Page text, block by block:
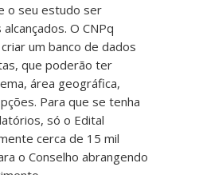
o seu estudo ser
O CNPq
um banco de dados
que poderão ter
área geográfica,
Para que se tenha
só o Edital
cerca de 15 mil
o Conselho abrangendo